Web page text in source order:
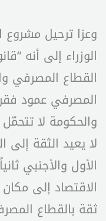
وعزا ترحيل
الوزراء إلى أنه
القطاع المصرفي
المصرفي عمود
والحكومة لا
لا يعيد الثقة إلى
الأول والأجنبي
الاقتصاد إلى
ثقة بالقطاع